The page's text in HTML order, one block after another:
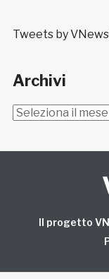
Tweets by
Archivi
Archivi
Il progetto